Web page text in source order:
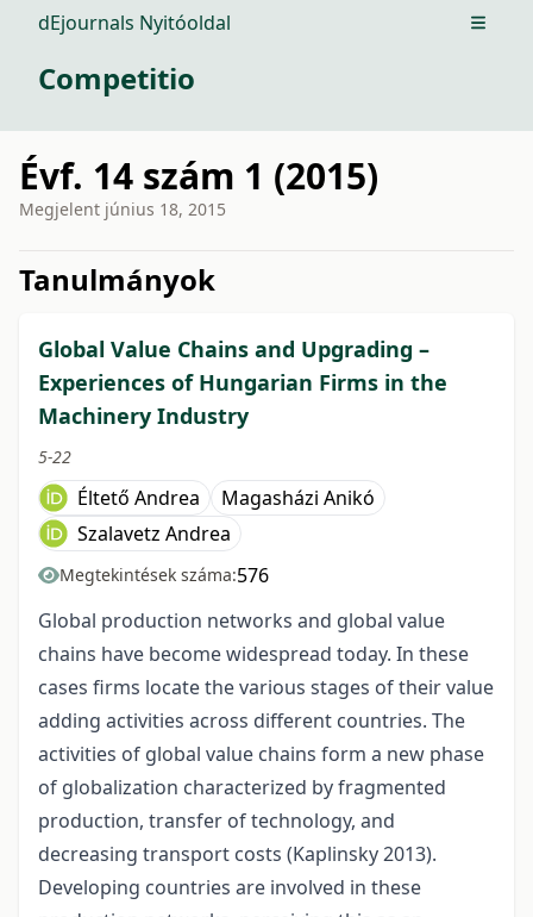
dEjournals Nyitóoldal Open
Competitio
Évf. 14 szám 1 (2015)
Megjelent június 18, 2015
Tanulmányok
Global Value Chains and Upgrading –
Experiences of Hungarian Firms in the
Machinery Industry
5-22
Éltető Andrea
Magasházi Anikó
Szalavetz Andrea
Megtekintések száma:576
Global production networks and global value
chains have become widespread today. In these
cases firms locate the various stages of their value
adding activities across different countries. The
activities of global value chains form a new phase
of globalization characterized by fragmented
production, transfer of technology, and
decreasing transport costs (Kaplinsky 2013).
Developing countries are involved in these